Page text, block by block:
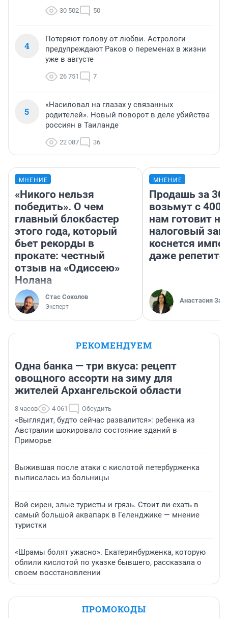
30 502 50
4
Потеряют голову от любви. Астрологи
предупреждают Раков о переменах в жизни
уже в августе
26 751 7
5
«Насиловал на глазах у связанных
родителей». Новый поворот в деле убийства
россиян в Таиланде
22 087 36
МНЕНИЕ
«Никого нельзя
победить». О чем
главный блокбастер
этого года, который
бьет рекорды в
прокате: честный
отзыв на «Одиссею»
Нолана
Стас Соколов
Эксперт
МНЕНИЕ
Продашь за
возьмут с
нам готовит
налоговый
коснется
даже
Анастасия
РЕКОМЕНДУЕМ
Одна банка — три вкуса: рецепт
овощного ассорти на зиму для
жителей Архангельской области
8 часов 4 061 Обсудить
«Выглядит, будто сейчас развалится»: ребенка из
Австралии шокировало состояние зданий в
Приморье
Выжившая после атаки с кислотой петербурженка
выписалась из больницы
Вой сирен, злые туристы и грязь. Стоит ли ехать в
самый большой аквапарк в Геленджике — мнение
туристки
«Шрамы болят ужасно». Екатеринбурженка, которую
облили кислотой по указке бывшего, рассказала о
своем восстановлении
ПРОМОКОДЫ